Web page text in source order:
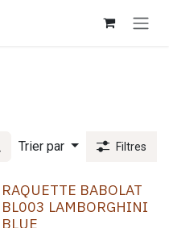
Trier par Filtres
RAQUETTE BABOLAT
BL003 LAMBORGHINI
BLUE